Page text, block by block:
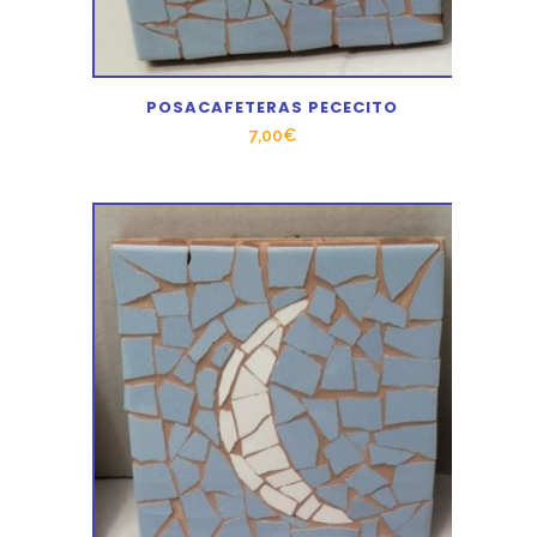
POSACAFETERAS PECECITO
7,00€